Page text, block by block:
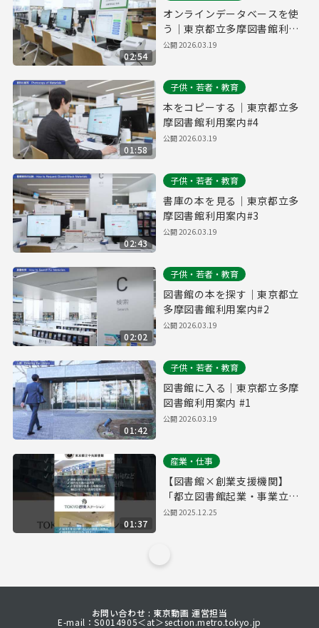
02:54
オンラインデータベースを使
う｜東京都立多摩図書館利用
案内#5
公開2026.03.19
01:58
子供・若者・教育
本をコピーする｜東京都立多
摩図書館利用案内#4
公開2026.03.19
02:43
子供・若者・教育
書庫の本を見る｜東京都立多
摩図書館利用案内#3
公開2026.03.19
02:02
子供・若者・教育
図書館の本を探す｜東京都立
多摩図書館利用案内#2
公開2026.03.19
01:42
子供・若者・教育
図書館に入る｜東京都立多摩
図書館利用案内 #1
公開2026.03.19
01:37
産業・仕事
【図書館×創業支援機関】
「都立図書館起業・事業立案
ワークシート」でビジネスプ
公開2025.12.25
お問い合わせ : 東京動画 運営担当
E-mail：S0014905＜at＞section.metro.tokyo.jp